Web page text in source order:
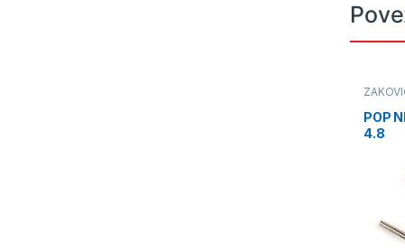
POP
4.8